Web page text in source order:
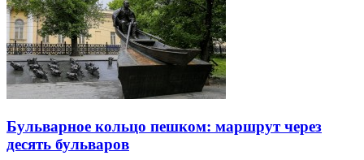
Бульварное кольцо пешком: маршрут через
десять бульваров